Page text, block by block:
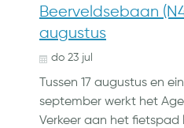
Beerveldsebaan
augustus
do 23 jul
Tussen 17 augustus en
september werkt het
Verkeer aan het fietspad